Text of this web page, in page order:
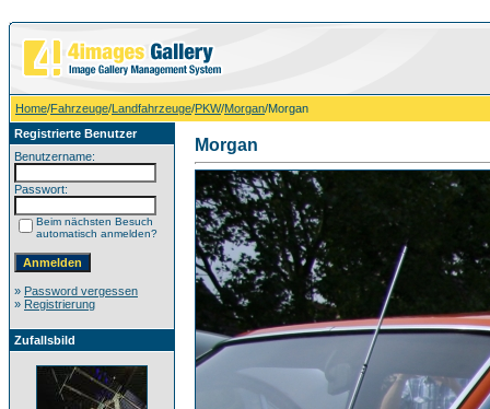
Home/Fahrzeuge/Landfahrzeuge/PKW/Morgan/Morgan
Registrierte Benutzer
Benutzername:
Passwort:
Beim nächsten Besuch
automatisch anmelden?
» Password vergessen
» Registrierung
Zufallsbild
Morgan